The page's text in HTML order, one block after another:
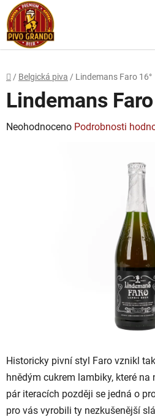
Přejít
na
obsah
Domů
/ Belgická piva / Lindemans Faro 16°
Historicky pivní styl Faro vznikl
hnědým cukrem lambiky, které na
pár iteracích později se jedná o
pro vás vyrobili ty nezkušenější
Lindemans
Průměrné
Neohodnoceno Podrobnosti